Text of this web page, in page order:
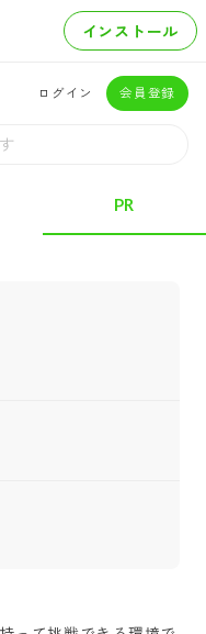
インストール
ログイン 会員登録
PR